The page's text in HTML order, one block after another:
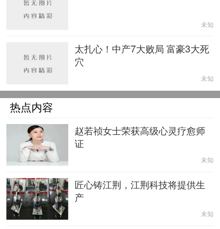
未知
太扎心！中产7大败局 富豪3大死
穴
未知
热点内容
赵若祯女士荣获高级心灵疗愈师
证
未知
匠心铸江荆，江荆科技将提供生
产
未知